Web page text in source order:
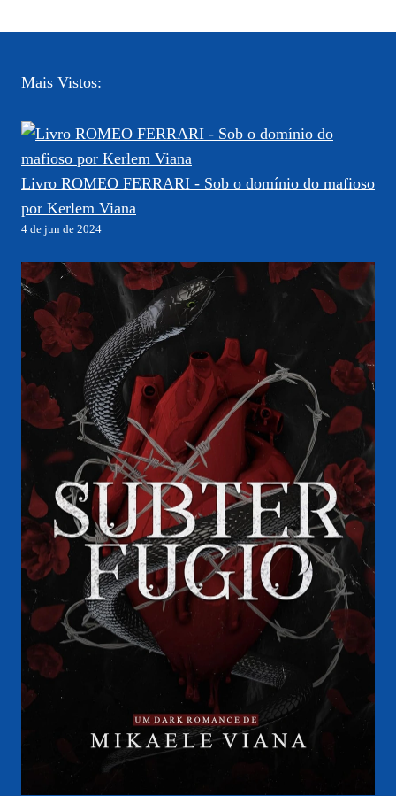
Mais Vistos:
Livro ROMEO FERRARI - Sob o domínio do mafioso
por Kerlem Viana
4 de jun de 2024